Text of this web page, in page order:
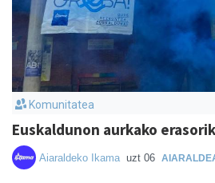
Komunitatea
Euskaldunon aurkako
Aiaraldeko Ikama uzt 06